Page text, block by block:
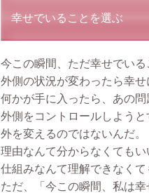
幸せでいることを選ぶ
今この瞬間、ただ幸せでいる
外側の状況が変わったら幸せ
何かが手に入ったら、あの問
外側をコントロールしようと
外を変えるのではないんだ。
理由なんて分からなくてもい
仕組みなんて理解できなくて
ただ、「今この瞬間、私は